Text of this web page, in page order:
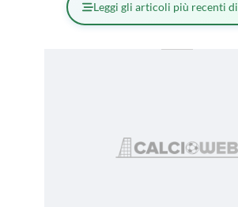
Leggi gli articoli più recenti di